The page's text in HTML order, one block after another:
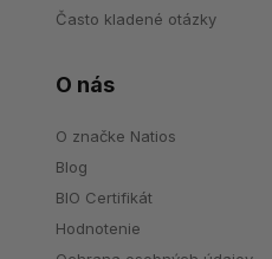
Často kladené otázky
O nás
O značke Natios
Blog
BIO Certifikát
Hodnotenie